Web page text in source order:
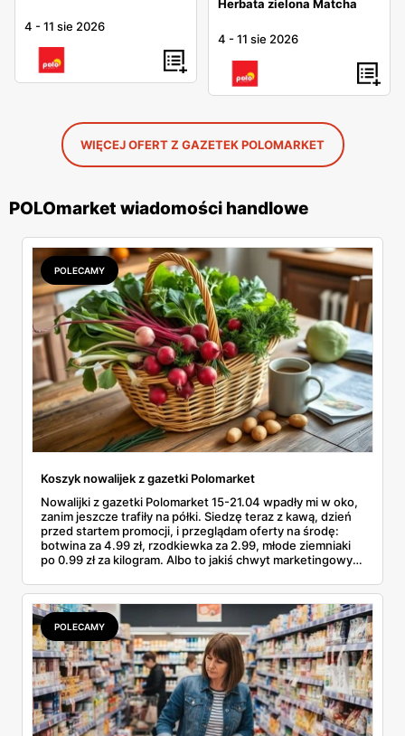
4 -11 sie 2026
Herbata zielona Matcha
4 -11 sie 2026
WIĘCEJ OFERT Z GAZETEK POLOMARKET
POLOmarket wiadomości handlowe
POLECAMY
Koszyk nowalijek z gazetki Polomarket
Nowalijki z gazetki Polomarket 15-21.04 wpadły mi w oko,
zanim jeszcze trafiły na półki. Siedzę teraz z kawą, dzień
przed startem promocji, i przeglądam oferty na środę:
botwina za 4.99 zł, rzodkiewka za 2.99, młode ziemniaki
po 0.99 zł za kilogram. Albo to jakiś chwyt marketingowy,
Polomarkecie za mniej niż pięć dych. Podkreślam kilka
pozycji długopisem i liczę, co wrzucę do koszyka w środę
rano. No to po kolei.
POLECAMY